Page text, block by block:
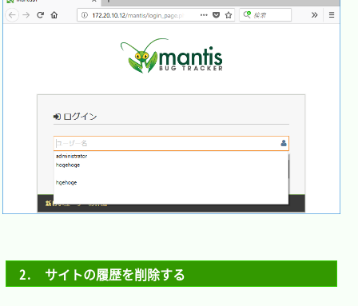
2.　サイトの履歴を削除する